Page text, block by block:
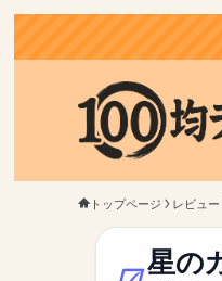
トップページ レビュー
星の